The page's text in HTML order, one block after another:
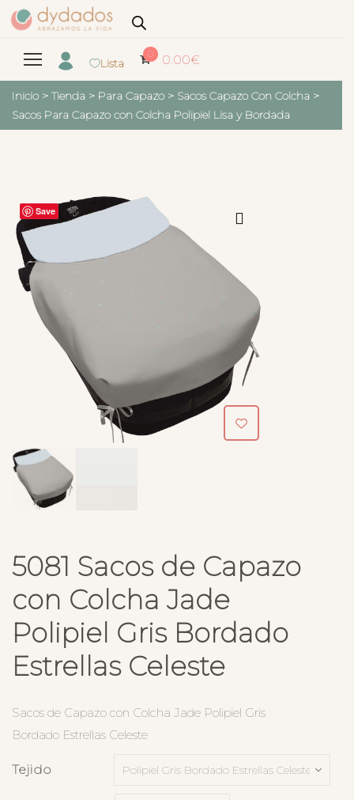
Lista
0 0.00€
Inicio > Tienda > Para Capazo > Sacos Capazo Con Colcha >
Sacos Para Capazo con Colcha Polipiel Lisa y Bordada
Save
5081 Sacos de Capazo
con Colcha Jade
Polipiel Gris Bordado
Estrellas Celeste
Sacos de Capazo con Colcha Jade Polipiel Gris
Bordado Estrellas Celeste
Tejido